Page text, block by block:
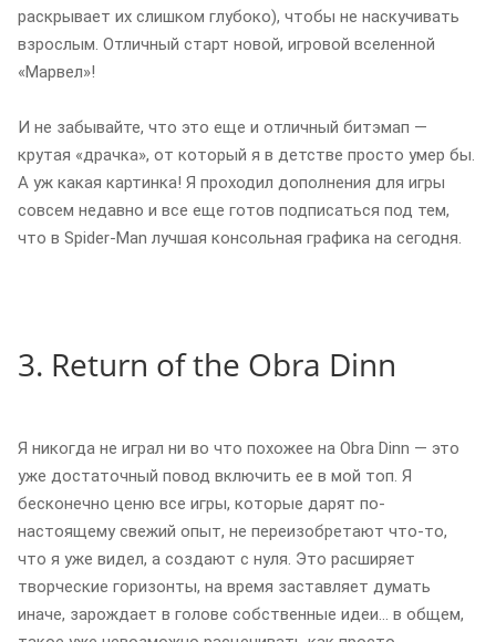
раскрывает их слишком глубоко), чтобы не наскучивать
взрослым. Отличный старт новой, игровой вселенной
«Марвел»!
И не забывайте, что это еще и отличный битэмап —
крутая «драчка», от который я в детстве просто умер бы.
А уж какая картинка! Я проходил дополнения для игры
совсем недавно и все еще готов подписаться под тем,
что в Spider-Man лучшая консольная графика на сегодня.
3. Return of the Obra Dinn
Я никогда не играл ни во что похожее на Obra Dinn — это
уже достаточный повод включить ее в мой топ. Я
бесконечно ценю все игры, которые дарят по-
настоящему свежий опыт, не переизобретают что-то,
что я уже видел, а создают с нуля. Это расширяет
творческие горизонты, на время заставляет думать
иначе, зарождает в голове собственные идеи… в общем,